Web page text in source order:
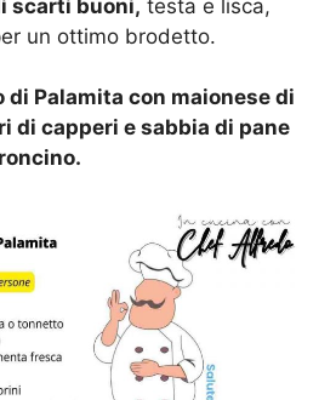
scarti buoni, testa e lisca,
un ottimo brodetto.
Palamita con maionese di
di capperi e sabbia di pane